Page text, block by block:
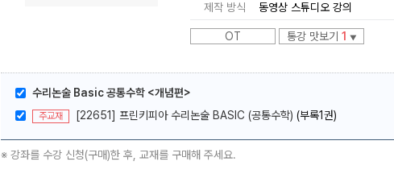
메가스터디
제작 방식
동영상 스튜디오 강의
OT 통강 맛보기 1 ▼
수리논술 Basic 공통수학 <개념편>
주교재 [22651] 프린키피아 수리논술 BASIC (공통수학) (부록1권)
※ 강좌를 수강 신청(구매)한 후, 교재를 구매해 주세요.